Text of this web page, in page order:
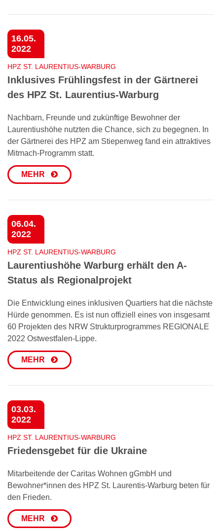
16.05.
2022
HPZ ST. LAURENTIUS-WARBURG
Inklusives Frühlingsfest in der Gärtnerei
des HPZ St. Laurentius-Warburg
Nachbarn, Freunde und zukünftige Bewohner der
Laurentiushöhe nutzten die Chance, sich zu begegnen. In
der Gärtnerei des HPZ am Stiepenweg fand ein attraktives
Mitmach-Programm statt.
MEHR
06.04.
2022
HPZ ST. LAURENTIUS-WARBURG
Laurentiushöhe Warburg erhält den A-
Status als Regionalprojekt
Die Entwicklung eines inklusiven Quartiers hat die nächste
Hürde genommen. Es ist nun offiziell eines von insgesamt
60 Projekten des NRW Strukturprogrammes REGIONALE
2022 Ostwestfalen-Lippe.
MEHR
03.03.
2022
HPZ ST. LAURENTIUS-WARBURG
Friedensgebet für die Ukraine
Mitarbeitende der Caritas Wohnen gGmbH und
Bewohner*innen des HPZ St. Laurentis-Warburg beten für
den Frieden.
MEHR